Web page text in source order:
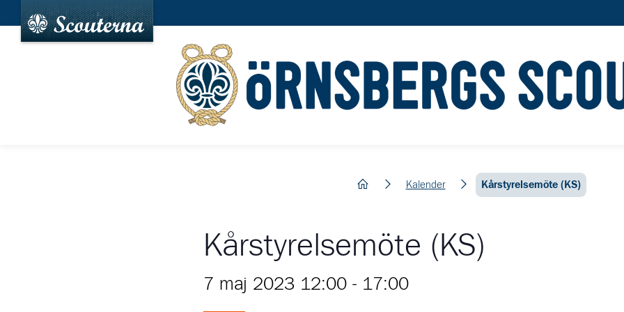
hem Kalender Kårstyrelsemöte (KS)
Kårstyrelsemöte (KS)
7 maj 2023 12:00 - 17:00